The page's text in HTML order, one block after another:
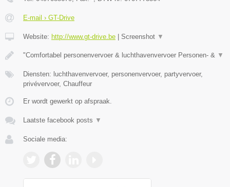
E-mail › GT-Drive
Website: http://www.gt-drive.be Screenshot ▼
"Comfortabel personenvervoer & luchthavenvervoer Personen- & ▼
Diensten: luchthavenvervoer, personenvervoer, partyvervoer,
privévervoer, Chauffeur
Er wordt gewerkt op afspraak.
Laatste facebook posts ▼
Sociale media: